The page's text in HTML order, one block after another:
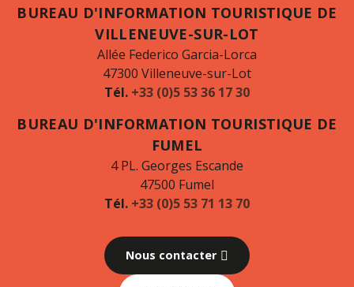
BUREAU D'INFORMATION TOURISTIQUE DE
VILLENEUVE-SUR-LOT
Allée Federico Garcia-Lorca
47300 Villeneuve-sur-Lot
Tél. +33 (0)5 53 36 17 30
BUREAU D'INFORMATION TOURISTIQUE DE
FUMEL
4 PL. Georges Escande
47500 Fumel
Tél. +33 (0)5 53 71 13 70
Nous contacter